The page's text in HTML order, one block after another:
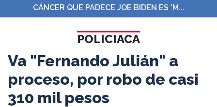
CÁNCER QUE PADECE JOE BIDEN ES 'M...
POLICIACA
Va "Fernando Julián" a
proceso, por robo de casi
310 mil pesos